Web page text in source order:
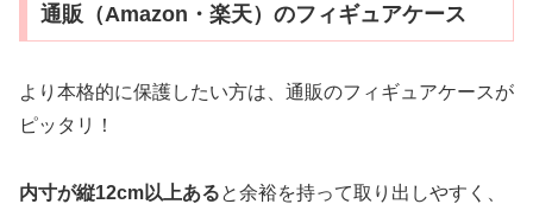
通販（Amazon・楽天）のフィギュアケース
より本格的に保護したい方は、通販のフィギュアケースが
ピッタリ！
内寸が縦12cm以上あると余裕を持って取り出しやすく、